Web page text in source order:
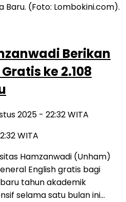
Berikan
ke 2.108
2025 - 22:32 WITA
WITA
Hamzanwadi (Unham)
English gratis bagi
tahun akademik
selama satu bulan ini…